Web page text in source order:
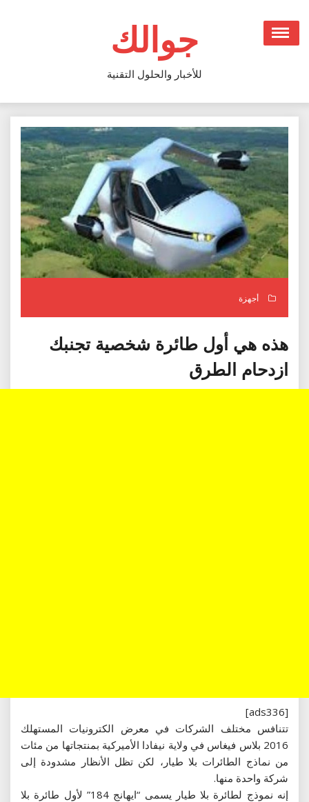
content
جوالك
للأخبار والحلول التقنية
أجهزة
هذه هي أول طائرة شخصية تجنبك
ازدحام الطرق
[ads336]
تتنافس مختلف الشركات في معرض الكترونيات المستهلك
2016 بلاس فيغاس في ولاية نيفادا الأميركية بمنتجاتها من مئات
من نماذج الطائرات بلا طيار، لكن تظل الأنظار مشدودة إلى
شركة واحدة منها.
إنه نموذج لطائرة بلا طيار يسمى “ايهانج 184” لأول طائرة بلا